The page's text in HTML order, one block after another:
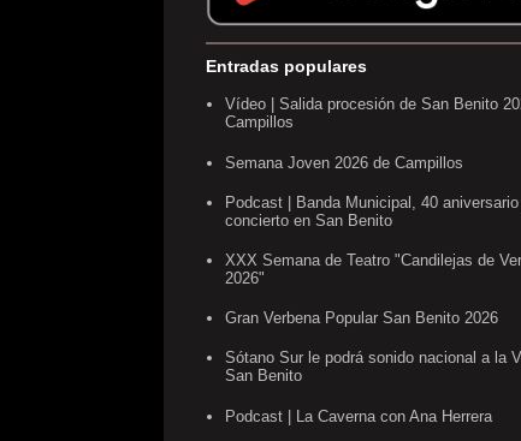
Entradas populares
Vídeo | Salida procesión de San Benito
Campillos
Semana Joven 2026 de Campillos
Podcast | Banda Municipal, 40
concierto en San Benito
XXX Semana de Teatro "Candilejas de
2026"
Gran Verbena Popular San Benito 2026
Sótano Sur le podrá sonido nacional a la
San Benito
Podcast | La Caverna con Ana Herrera